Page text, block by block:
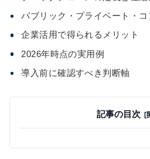
パブリック・プライベート・
企業活用で得られるメリット
2026年時点の実用例
導入前に確認すべき判断軸
記事の目次